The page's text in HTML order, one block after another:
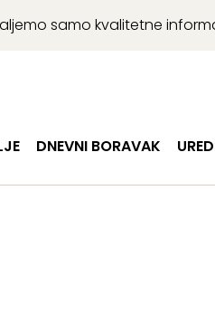
samo kvalitetne
DNEVNI BORAVAK